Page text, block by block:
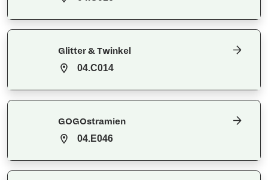
Glitter & Twinkel
04.C014
GOGOstramien
04.E046